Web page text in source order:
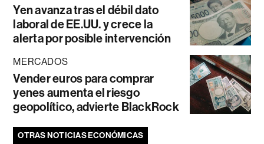
Yen avanza tras el débil dato
laboral de EE.UU. y crece la
alerta por posible intervención
MERCADOS
Vender euros para comprar
yenes aumenta el riesgo
geopolítico, advierte BlackRock
OTRAS NOTICIAS ECONÓMICAS